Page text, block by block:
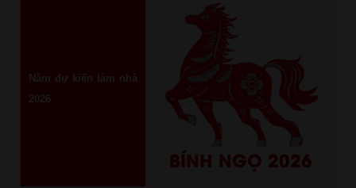
Năm dự kiến làm nhà
2026
BÍNH NGỌ 2026